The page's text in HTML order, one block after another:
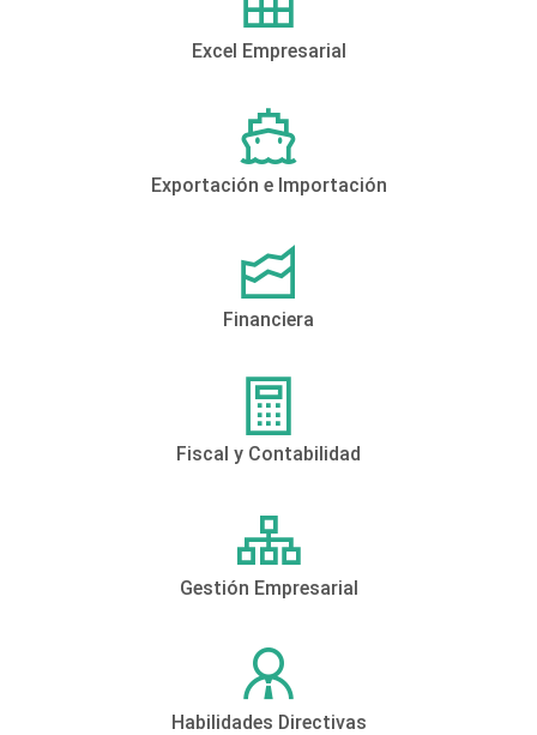
Excel Empresarial
Exportación e Importación
Financiera
Fiscal y Contabilidad
Gestión Empresarial
Habilidades Directivas